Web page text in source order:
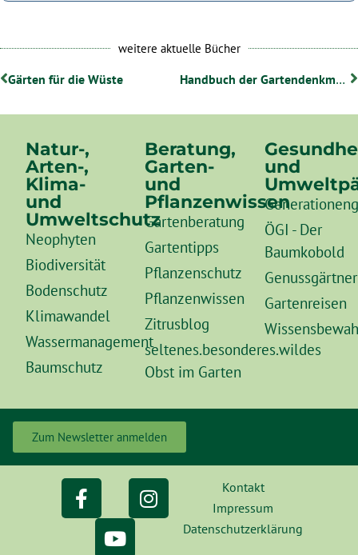
weitere aktuelle Bücher
Gärten für die Wüste Handbuch der Gartendenkmalpflege
Natur-,
Arten-,
Klima-
und
Umweltschutz
Neophyten
Biodiversität
Bodenschutz
Klimawandel
Wassermanagement
Baumschutz
Beratung,
Garten-
und
Pflanzenwissen
Gartenberatung
Gartentipps
Pflanzenschutz
Pflanzenwissen
Zitrusblog
seltenes.besonderes.wildes
Obst im Garten
und
ÖGI - Der
Baumkobold
Gartenreisen
Zum Newsletter anmelden
Kontakt
Impressum
Datenschutzerklärung